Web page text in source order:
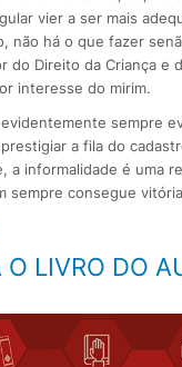
vier a ser mais
não há o que fazer
do Direito da Criança e
interesse do mirim.
sempre
a fila do
a informalidade é uma
sempre consegue
LIVRO DO